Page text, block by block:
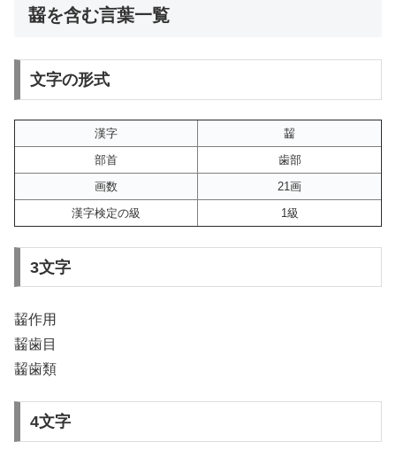
齧を含む言葉一覧
文字の形式
漢字
齧
部首
歯部
画数
21画
漢字検定の級
1級
3文字
齧作用
齧歯目
齧歯類
4文字